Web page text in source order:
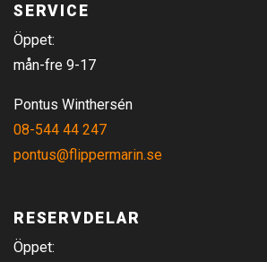
SERVICE
Öppet:
mån-fre 9-17
Pontus Winthersén
08-544 44 247
pontus@flippermarin.se
RESERVDELAR
Öppet: